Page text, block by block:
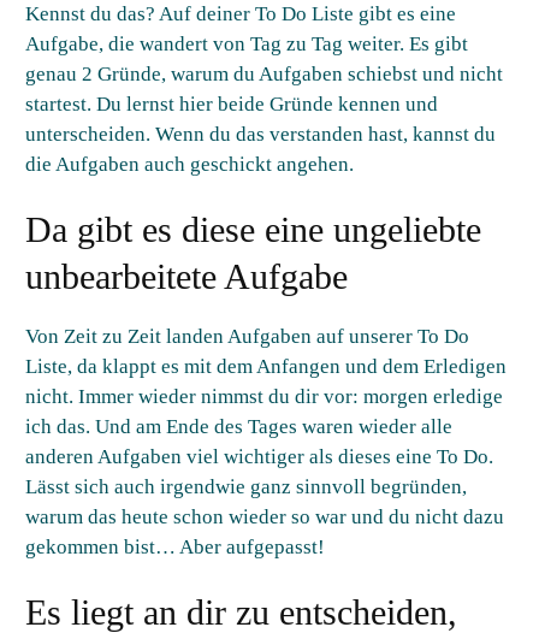
Kennst du das? Auf deiner To Do Liste gibt es eine
Aufgabe, die wandert von Tag zu Tag weiter. Es gibt
genau 2 Gründe, warum du Aufgaben schiebst und nicht
startest. Du lernst hier beide Gründe kennen und
unterscheiden. Wenn du das verstanden hast, kannst du
die Aufgaben auch geschickt angehen.
Da gibt es diese eine ungeliebte
unbearbeitete Aufgabe
Von Zeit zu Zeit landen Aufgaben auf unserer To Do
Liste, da klappt es mit dem Anfangen und dem Erledigen
nicht. Immer wieder nimmst du dir vor: morgen erledige
ich das. Und am Ende des Tages waren wieder alle
anderen Aufgaben viel wichtiger als dieses eine To Do.
Lässt sich auch irgendwie ganz sinnvoll begründen,
warum das heute schon wieder so war und du nicht dazu
gekommen bist… Aber aufgepasst!
Es liegt an dir zu entscheiden,